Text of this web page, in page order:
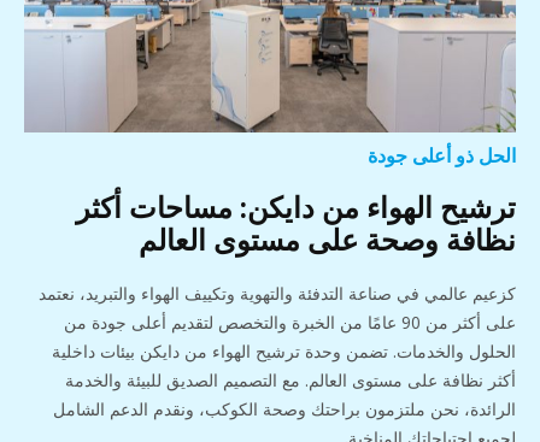
الحل ذو أعلى جودة
ترشيح الهواء من دايكن: مساحات أكثر
نظافة وصحة على مستوى العالم
كزعيم عالمي في صناعة التدفئة والتهوية وتكييف الهواء والتبريد، نعتمد
على أكثر من 90 عامًا من الخبرة والتخصص لتقديم أعلى جودة من
الحلول والخدمات. تضمن وحدة ترشيح الهواء من دايكن بيئات داخلية
أكثر نظافة على مستوى العالم. مع التصميم الصديق للبيئة والخدمة
الرائدة، نحن ملتزمون براحتك وصحة الكوكب، ونقدم الدعم الشامل